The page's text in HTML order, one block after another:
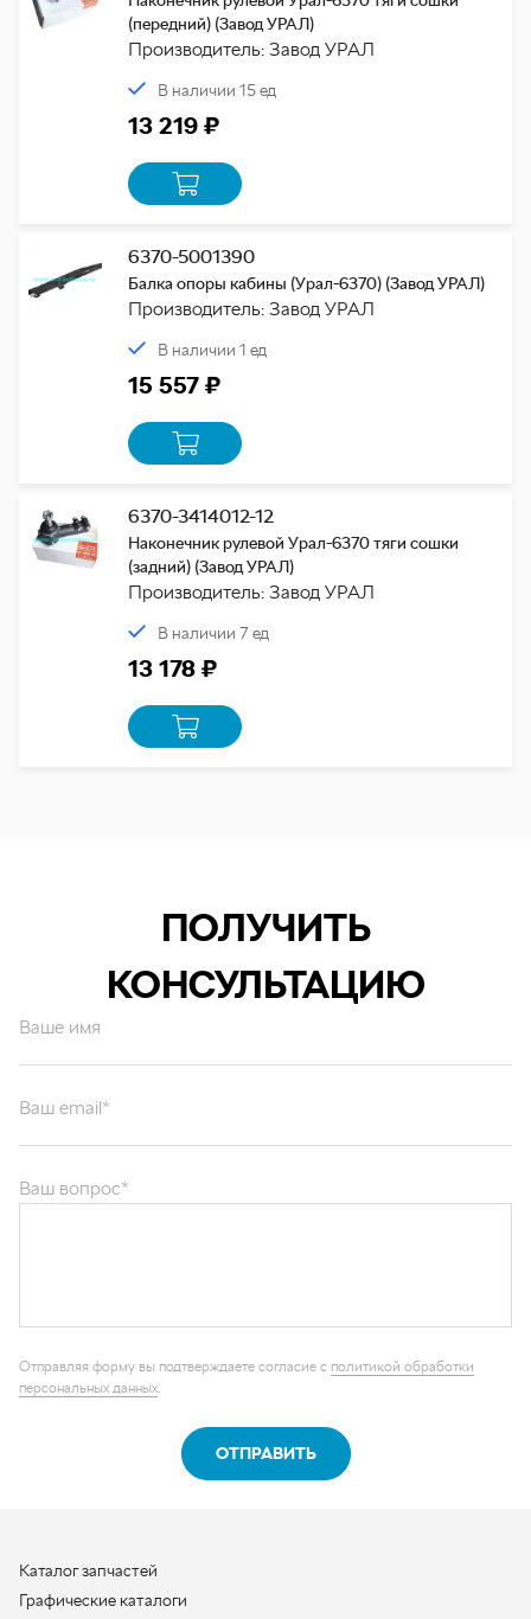
(передний) (Завод УРАЛ)
Производитель: Завод УРАЛ
В наличии 15 ед
13 219 ₽
6370-5001390
Балка опоры кабины (Урал-6370) (Завод УРАЛ)
Производитель: Завод УРАЛ
В наличии 1 ед
15 557 ₽
6370-3414012-12
Наконечник рулевой Урал-6370 тяги сошки
(задний) (Завод УРАЛ)
Производитель: Завод УРАЛ
В наличии 7 ед
13 178 ₽
ПОЛУЧИТЬ
КОНСУЛЬТАЦИЮ
Ваше имя
персональных данных
Каталог запчастей
Контактная информация
+7 (950) 730-92-10